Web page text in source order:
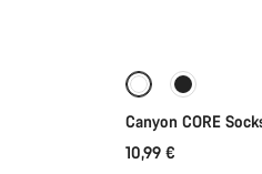
Canyon CORE
10,99 €